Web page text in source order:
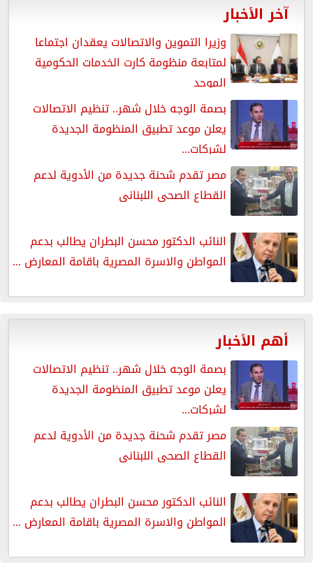
آخر الأخبار
وزيرا التموين والاتصالات يعقدان اجتماعا
لمتابعة منظومة كارت الخدمات الحكومية
الموحد
بصمة الوجه خلال شهر.. تنظيم الاتصالات
يعلن موعد تطبيق المنظومة الجديدة
لشركات...
مصر تقدم شحنة جديدة من الأدوية لدعم
القطاع الصحى اللبنانى
النائب الدكتور محسن البطران يطالب بدعم
المواطن والاسرة المصرية باقامة المعارض ...
أهم الأخبار
بصمة الوجه خلال شهر.. تنظيم الاتصالات
يعلن موعد تطبيق المنظومة الجديدة
لشركات...
مصر تقدم شحنة جديدة من الأدوية لدعم
القطاع الصحى اللبنانى
النائب الدكتور محسن البطران يطالب بدعم
المواطن والاسرة المصرية باقامة المعارض ...